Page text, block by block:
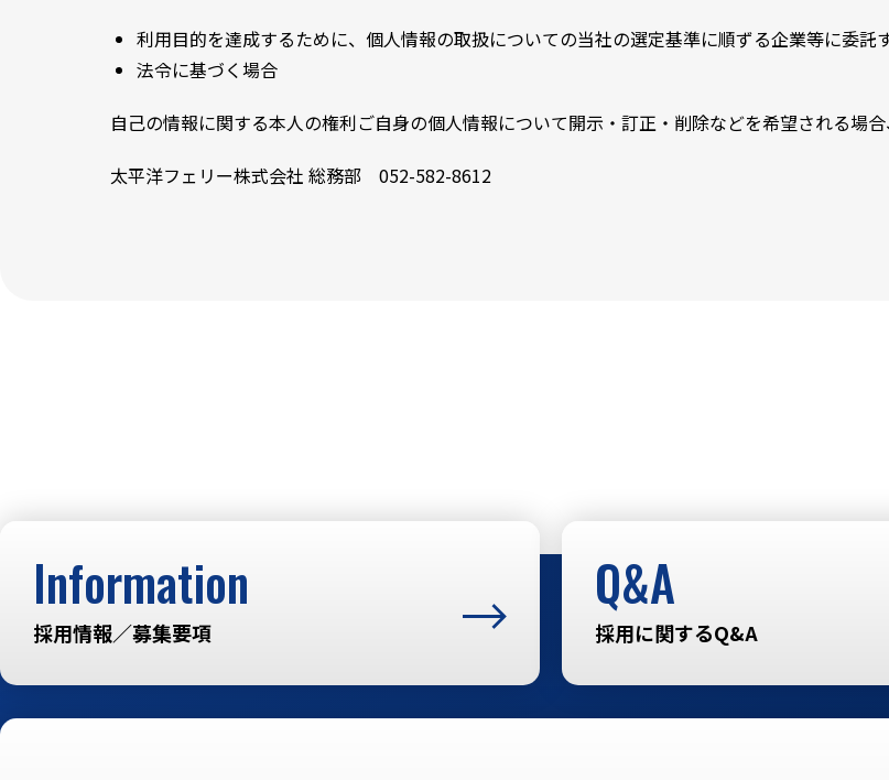
利用目的を達成するために、個人情報の取扱についての当社の選定基準に順ずる企業等に委託
法令に基づく場合
自己の情報に関する本人の権利ご自身の個人情報について開示・訂正・削除などを希望される場合
太平洋フェリー株式会社 総務部 052-582-8612
Information
採用情報／募集要項
Q&A
採用に関するQ&A